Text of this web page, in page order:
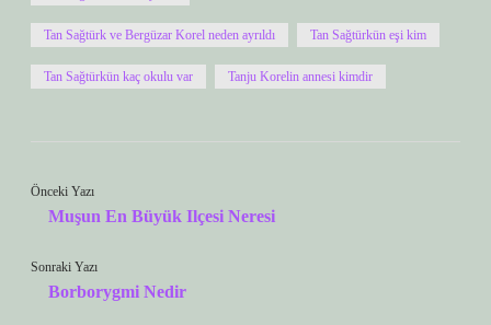
Tan Sağtürk ve Bergüzar Korel neden ayrıldı Tan Sağtürkün eşi kim
Tan Sağtürkün kaç okulu var Tanju Korelin annesi kimdir
Önceki Yazı
Muşun En Büyük Ilçesi Neresi
Sonraki Yazı
Borborygmi Nedir